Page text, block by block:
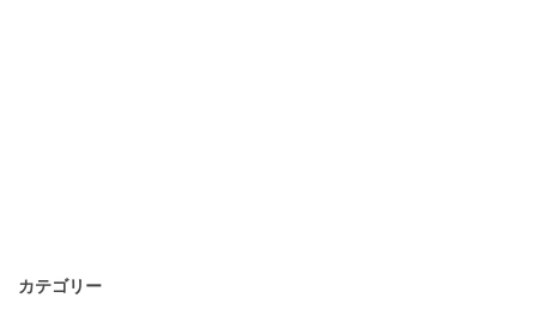
カテゴリー